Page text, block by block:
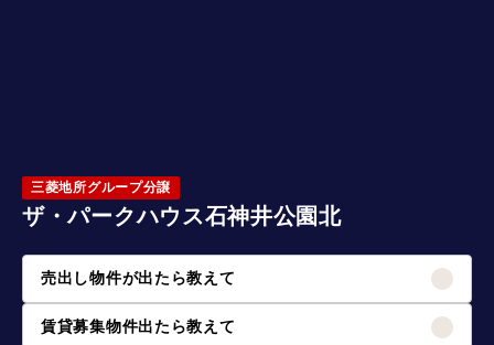
三菱地所グループ分譲
ザ・パークハウス石神井公園北
売出し物件が出たら教えて
賃貸募集物件出たら教えて